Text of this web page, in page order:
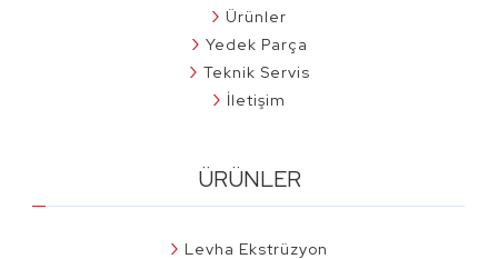
Ürünler
Yedek Parça
Teknik Servis
İletişim
ÜRÜNLER
Levha Ekstrüzyon